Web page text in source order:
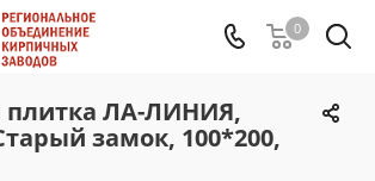
0
плитка ЛА-ЛИНИЯ,
замок, 100*200,